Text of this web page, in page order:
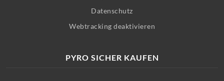
Datenschutz
Webtracking deaktivieren
PYRO SICHER KAUFEN